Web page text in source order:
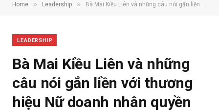
Home » Leadership » Bà Mai Kiều Liên và những câu nói gắn liền với thương hiệu Nữ doanh nhân quyền lực của châu Á
LEADERSHIP
Bà Mai Kiều Liên và những
câu nói gắn liền với thương
hiệu Nữ doanh nhân quyền